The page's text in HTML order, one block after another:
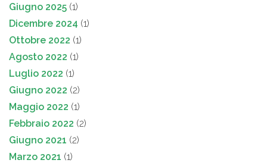
Giugno 2025 (1)
Dicembre 2024 (1)
Ottobre 2022 (1)
Agosto 2022 (1)
Luglio 2022 (1)
Giugno 2022 (2)
Maggio 2022 (1)
Febbraio 2022 (2)
Giugno 2021 (2)
Marzo 2021 (1)